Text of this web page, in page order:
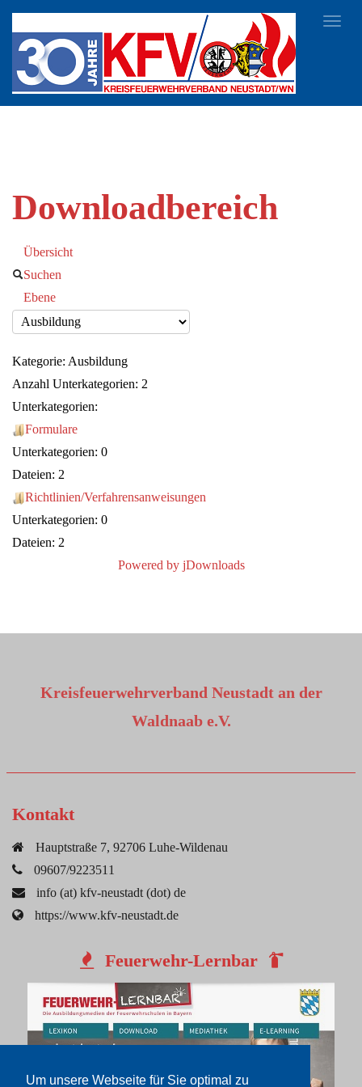
Um unsere Webseite für Sie optimal zu
Downloadbereich
Übersicht
Suchen
Ebene
Kategorie: Ausbildung
Anzahl Unterkategorien: 2
Unterkategorien:
Formulare
Unterkategorien: 0
Dateien: 2
Richtlinien/Verfahrensanweisungen
Unterkategorien: 0
Dateien: 2
Powered by jDownloads
Kreisfeuerwehrverband Neustadt an der
Waldnaab e.V.
Kontakt
Hauptstraße 7, 92706 Luhe-Wildenau
09607/9223511
info (at) kfv-neustadt (dot) de
https://www.kfv-neustadt.de
Feuerwehr-Lernbar